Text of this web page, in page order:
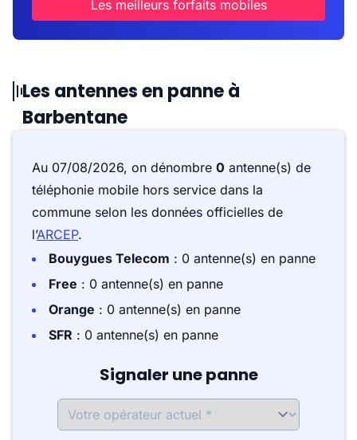
Les meilleurs forfaits mobiles
Les antennes en panne à
Barbentane
Au 07/08/2026, on dénombre 0 antenne(s) de
téléphonie mobile hors service dans la
commune selon les données officielles de
l’ARCEP.
Bouygues Telecom : 0 antenne(s) en panne
Free : 0 antenne(s) en panne
Orange : 0 antenne(s) en panne
SFR : 0 antenne(s) en panne
Signaler une panne